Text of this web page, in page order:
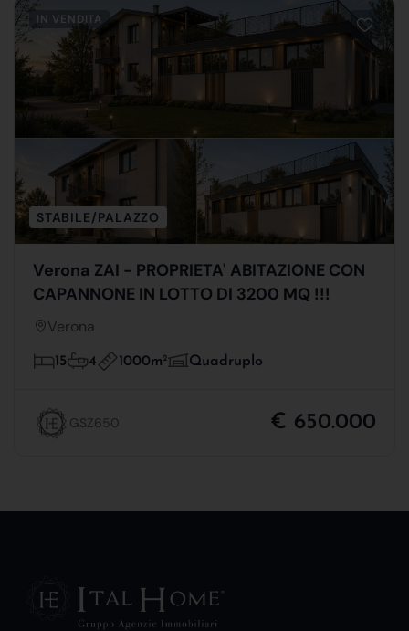
IN VENDITA
STABILE/PALAZZO
Verona ZAI - PROPRIETA' ABITAZIONE CON
CAPANNONE IN LOTTO DI 3200 MQ !!!
Verona
15 4 1000m2 Quadruplo
GSZ650 € 650.000